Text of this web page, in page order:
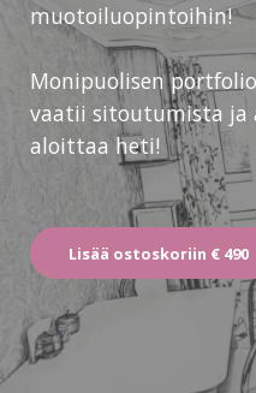
muotoiluopintoihin!
Monipuolisen
vaatii sitoutumista ja
aloittaa heti!
Lisää ostoskoriin € 490